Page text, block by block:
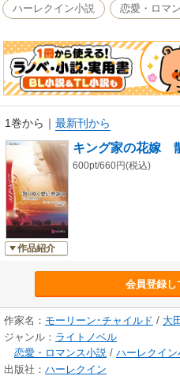
えに耳を貸そうともせず、もはや諦
を置いて再び家を出る。ある奇跡が
カ月後だった。■三カ月連続で刊行中
嫁〉。本作は先月幸せをつかんだジ
す。
ハーレクイン小説 恋愛・ロマ
1巻から ｜ 最新刊から
作品紹介
キング家の花嫁
600pt/660円(税込)
会員登録し
作家名： モーリーン･チャイルド / 大
ジャンル： ライトノベル
恋愛・ロマンス小説 / ハーレクイン
出版社： ハーレクイン